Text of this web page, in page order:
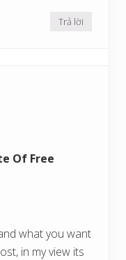
Trả lời
Of Free
what you want
in my view its